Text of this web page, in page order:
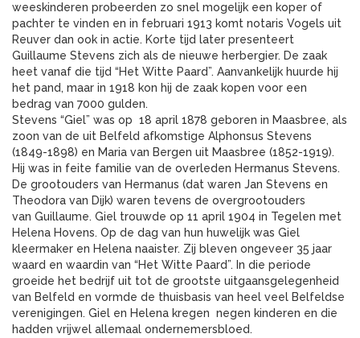
weeskinderen probeerden zo snel mogelijk een koper of
pachter te vinden en in februari 1913 komt notaris Vogels uit
Reuver dan ook in actie. Korte tijd later presenteert
Guillaume Stevens zich als de nieuwe herbergier. De zaak
heet vanaf die tijd “Het Witte Paard”. Aanvankelijk huurde hij
het pand, maar in 1918 kon hij de zaak kopen voor een
bedrag van 7000 gulden.
Stevens “Giel” was op 18 april 1878 geboren in Maasbree, als
zoon van de uit Belfeld afkomstige Alphonsus Stevens
(1849-1898) en Maria van Bergen uit Maasbree (1852-1919).
Hij was in feite familie van de overleden Hermanus Stevens.
De grootouders van Hermanus (dat waren Jan Stevens en
Theodora van Dijk) waren tevens de overgrootouders
van Guillaume. Giel trouwde op 11 april 1904 in Tegelen met
Helena Hovens. Op de dag van hun huwelijk was Giel
kleermaker en Helena naaister. Zij bleven ongeveer 35 jaar
waard en waardin van “Het Witte Paard”. In die periode
groeide het bedrijf uit tot de grootste uitgaansgelegenheid
van Belfeld en vormde de thuisbasis van heel veel Belfeldse
verenigingen. Giel en Helena kregen negen kinderen en die
hadden vrijwel allemaal ondernemersbloed.